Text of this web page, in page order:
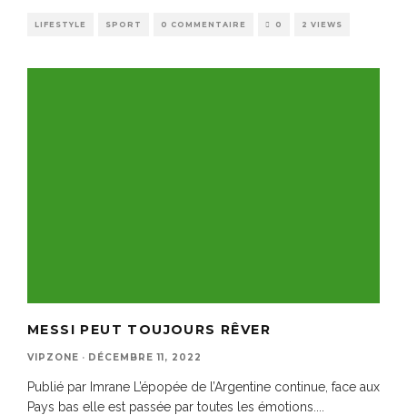
LIFESTYLE SPORT 0 COMMENTAIRE 0 2 VIEWS
MESSI PEUT TOUJOURS RÊVER
VIPZONE · DÉCEMBRE 11, 2022
Publié par Imrane L’épopée de l’Argentine continue, face aux
Pays bas elle est passée par toutes les émotions.